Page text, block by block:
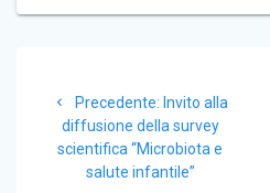
articoli
Precedente: Articolo
precedente:
Invito alla
diffusione della survey
scientifica “Microbiota e
salute infantile”